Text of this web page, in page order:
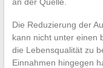
Die Reduzierung der
kann nicht unter einen
die Lebensqualität zu
Einnahmen hingegen